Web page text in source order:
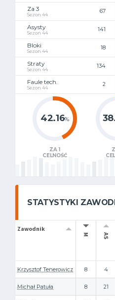
Za 3
Sezon 44
67
Asysty
Sezon 44
141
Bloki
Sezon 44
18
Straty
Sezon 44
134
Faule tech.
Sezon 44
2
42.16%
ZA 1
CELNOŚĆ
STATYSTYKI
Zawodnik
M AS
Krzysztof Tenerowicz 8 4
Michał Patuła 8 21